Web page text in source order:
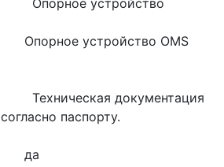
        Опорное устройство
      Опорное устройство OMS
        Техническая документация
согласно паспорту.
      да